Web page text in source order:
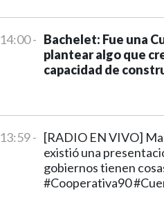
14:00 - Bachelet: Fue una
plantear algo que
capacidad de
13:59 - [RADIO EN VIVO]
existió una
gobiernos tienen
#Cooperativa90